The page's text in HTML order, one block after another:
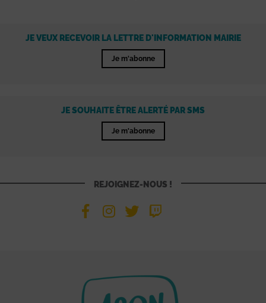
JE VEUX RECEVOIR LA LETTRE D'INFORMATION MAIRIE
Je m'abonne
JE SOUHAITE ÊTRE ALERTÉ PAR SMS
Je m'abonne
REJOIGNEZ-NOUS !